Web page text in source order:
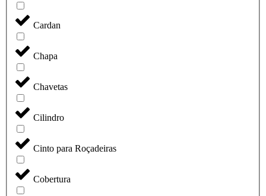
Cardan
Chapa
Chavetas
Cilindro
Cinto para Roçadeiras
Cobertura